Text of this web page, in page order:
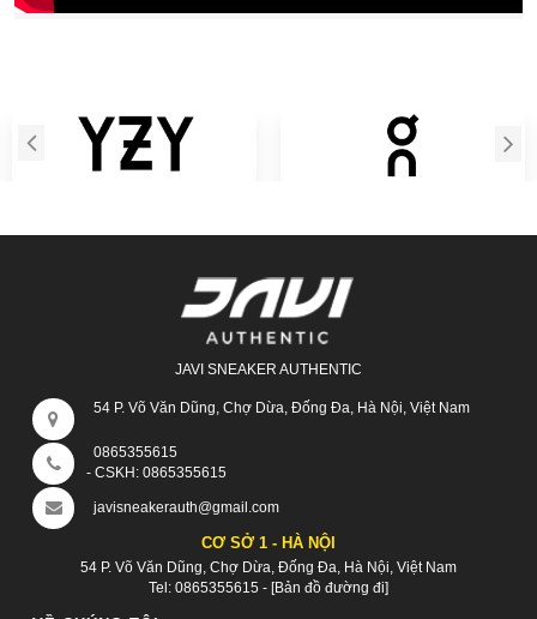
JAVI SNEAKER AUTHENTIC
54 P. Võ Văn Dũng, Chợ Dừa, Đống Đa, Hà Nội, Việt Nam
0865355615
- CSKH: 0865355615
javisneakerauth@gmail.com
CƠ SỞ 1 - HÀ NỘI
54 P. Võ Văn Dũng, Chợ Dừa, Đống Đa, Hà Nội, Việt Nam
Tel: 0865355615 - [Bản đồ đường đi]